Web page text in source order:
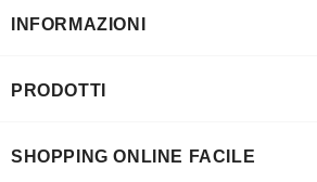
INFORMAZIONI
PRODOTTI
SHOPPING ONLINE FACILE